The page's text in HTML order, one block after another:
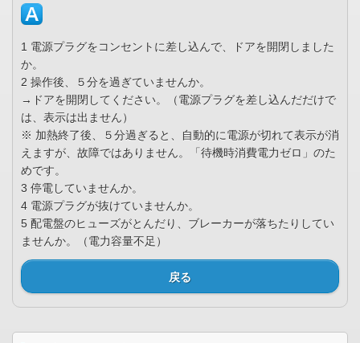
1 電源プラグをコンセントに差し込んで、ドアを開閉しました
か。
2 操作後、５分を過ぎていませんか。
→ドアを開閉してください。（電源プラグを差し込んだだけで
は、表示は出ません）
※ 加熱終了後、５分過ぎると、自動的に電源が切れて表示が消
えますが、故障ではありません。「待機時消費電力ゼロ」のた
めです。
3 停電していませんか。
4 電源プラグが抜けていませんか。
5 配電盤のヒューズがとんだり、ブレーカーが落ちたりしてい
ませんか。（電力容量不足）
戻る